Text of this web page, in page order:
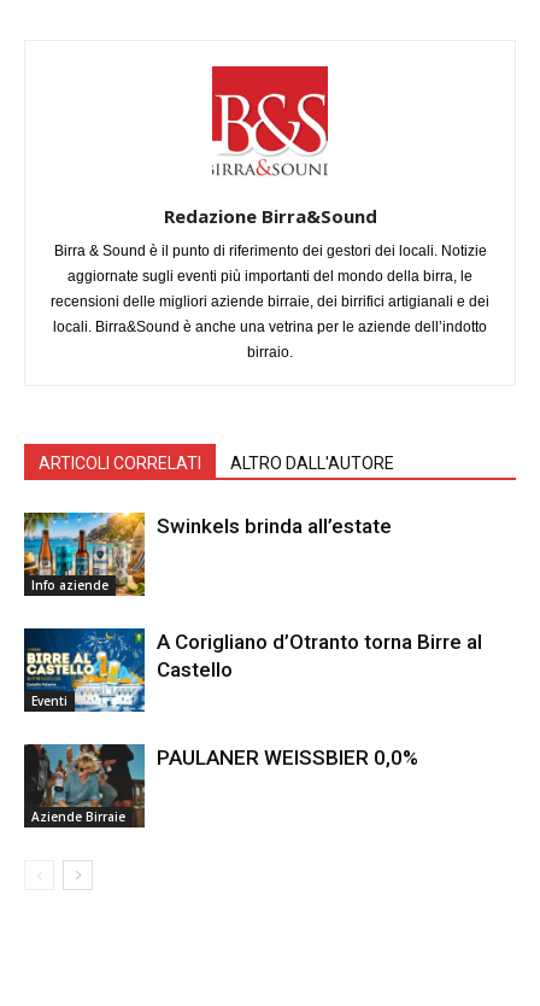
Redazione Birra&Sound
Birra & Sound è il punto di riferimento dei gestori dei locali. Notizie
aggiornate sugli eventi più importanti del mondo della birra, le
recensioni delle migliori aziende birraie, dei birrifici artigianali e dei
locali. Birra&Sound è anche una vetrina per le aziende dell’indotto
birraio.
ARTICOLI CORRELATI ALTRO DALL'AUTORE
Info aziende
Swinkels brinda all’estate
Eventi
A Corigliano d’Otranto torna Birre al
Castello
Aziende Birraie
PAULANER WEISSBIER 0,0%